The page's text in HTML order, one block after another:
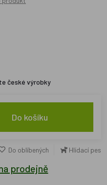
české výrobky
Do košíku
Do oblíbených Hlídací pes
prodejně